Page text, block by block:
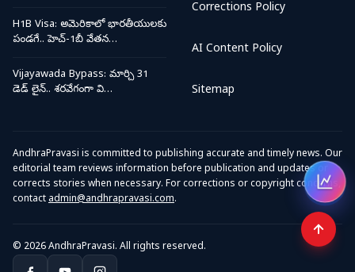
H1B Visa: అమెరికాలో భారతీయులకు
పండగే.. హెచ్-1బీ వేతన…
Vijayawada Bypass: మార్చి 31
డెడ్ లైన్.. శరవేగంగా వి…
Corrections Policy
AI Content Policy
Sitemap
AndhraPravasi is committed to publishing accurate and timely news. Our
editorial team reviews information before publication and updates or
corrects stories when necessary. For corrections or copyright concerns,
contactadmin@andhrapravasi.com.
© 2026 AndhraPravasi. All rights reserved.